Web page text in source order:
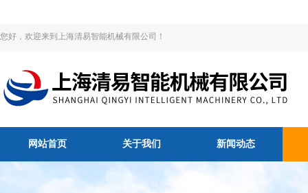
您好，欢迎来到上海清易智能机械有限公司！
网站首页 关于我们 新闻动态